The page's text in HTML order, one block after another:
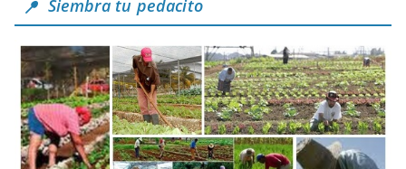
Siembra tu pedacito